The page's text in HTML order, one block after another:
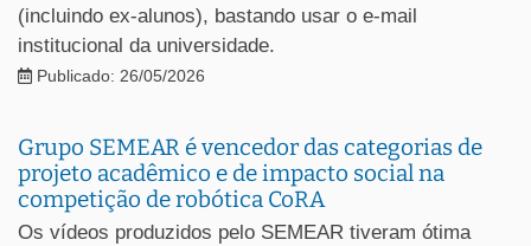
(incluindo ex-alunos), bastando usar o e-mail
institucional da universidade.
Publicado: 26/05/2026
Grupo SEMEAR é vencedor das categorias de
projeto acadêmico e de impacto social na
competição de robótica CoRA
Os vídeos produzidos pelo SEMEAR tiveram ótima